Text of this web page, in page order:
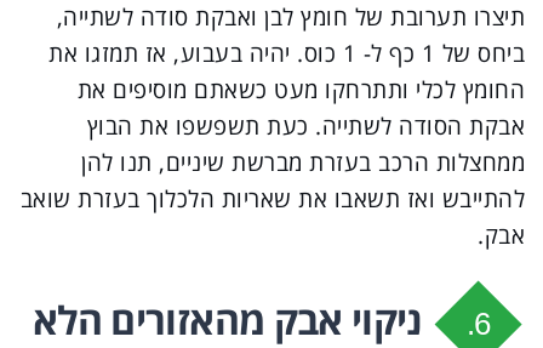
תיצרו תערובת של חומץ לבן ואבקת סודה לשתייה,
ביחס של 1 כף ל- 1 כוס. יהיה בעבוע, אז תמזגו את
החומץ לכלי ותתרחקו מעט כשאתם מוסיפים את
אבקת הסודה לשתייה. כעת תשפשפו את הבוץ
ממחצלות הרכב בעזרת מברשת שיניים, תנו להן
להתייבש ואז תשאבו את שאריות הלכלוך בעזרת שואב
אבק.
6.
ניקוי אבק מהאזורים הלא